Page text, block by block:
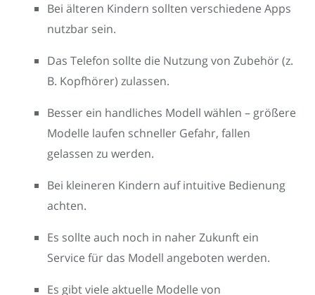
Bei älteren Kindern sollten verschiedene Apps
nutzbar sein.
Das Telefon sollte die Nutzung von Zubehör (z.
B. Kopfhörer) zulassen.
Besser ein handliches Modell wählen – größere
Modelle laufen schneller Gefahr, fallen
gelassen zu werden.
Bei kleineren Kindern auf intuitive Bedienung
achten.
Es sollte auch noch in naher Zukunft ein
Service für das Modell angeboten werden.
Es gibt viele aktuelle Modelle von